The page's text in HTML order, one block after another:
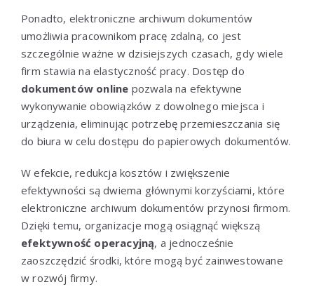
Ponadto, elektroniczne archiwum dokumentów
umożliwia pracownikom pracę zdalną, co jest
szczególnie ważne w dzisiejszych czasach, gdy wiele
firm stawia na elastyczność pracy. Dostęp do
dokumentów online pozwala na efektywne
wykonywanie obowiązków z dowolnego miejsca i
urządzenia, eliminując potrzebę przemieszczania się
do biura w celu dostępu do papierowych dokumentów.
W efekcie, redukcja kosztów i zwiększenie
efektywności są dwiema głównymi korzyściami, które
elektroniczne archiwum dokumentów przynosi firmom.
Dzięki temu, organizacje mogą osiągnąć większą
efektywność operacyjną, a jednocześnie
zaoszczędzić środki, które mogą być zainwestowane
w rozwój firmy.